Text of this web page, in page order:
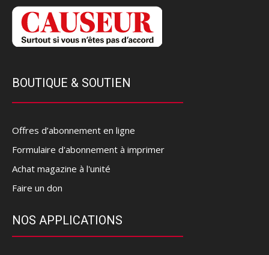
BOUTIQUE & SOUTIEN
Offres d’abonnement en ligne
Formulaire d'abonnement à imprimer
Achat magazine à l'unité
Faire un don
NOS APPLICATIONS